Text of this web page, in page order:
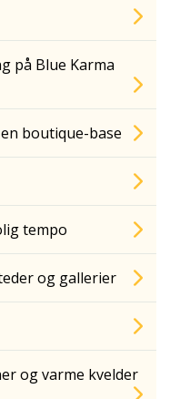
på Blue Karma
boutique-base
tempo
og gallerier
og varme kvelder